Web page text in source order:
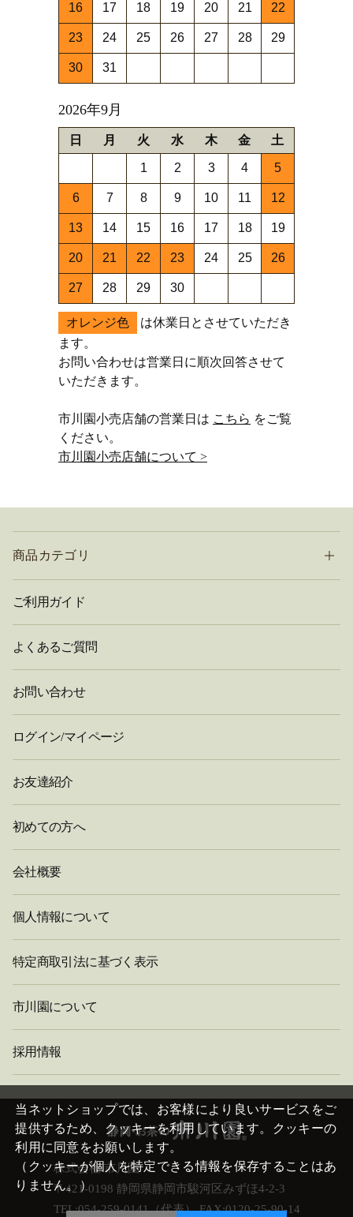
16 17 18 19 20 21 22
23 24 25 26 27 28 29
30 31
2026年9月
日 月 火 水 木 金 土
1 2 3 4 5
6 7 8 9 10 11 12
13 14 15 16 17 18 19
20 21 22 23 24 25 26
27 28 29 30
オレンジ色
は休業日とさせていただき
ます。
お問い合わせは営業日に順次回答させて
いただきます。
市川園小売店舗の営業日は こちら をご覧
ください。
市川園小売店舗について >
商品カテゴリ
ご利用ガイド
よくあるご質問
お問い合わせ
ログイン/マイページ
お友達紹介
初めての方へ
会社概要
個人情報について
特定商取引法に基づく表示
市川園について
採用情報
株式会社 市川園
〒421-0198 静岡県静岡市駿河区みずほ4-2-3
TEL:054-259-0141（代表） FAX:0120-25-90-14
当ネットショップでは、お客様により良いサービスをご
提供するため、クッキーを利用しています。クッキーの
利用に同意をお願いします。
（クッキーが個人を特定できる情報を保存することはあ
りません。）
閉
じ
る